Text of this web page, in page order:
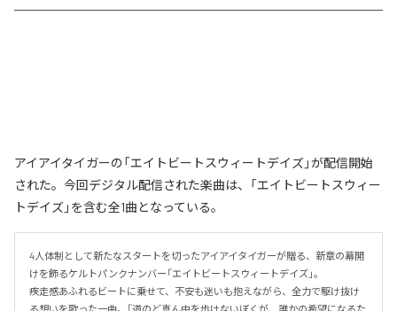
アイアイタイガーの「エイトビートスウィートデイズ」が配信開始
された。今回デジタル配信された楽曲は、「エイトビートスウィー
トデイズ」を含む全1曲となっている。
4人体制として新たなスタートを切ったアイアイタイガーが贈る、新章の幕開
けを飾るケルトパンクナンバー「エイトビートスウィートデイズ」。
疾走感あふれるビートに乗せて、不安も迷いも抱えながら、全力で駆け抜け